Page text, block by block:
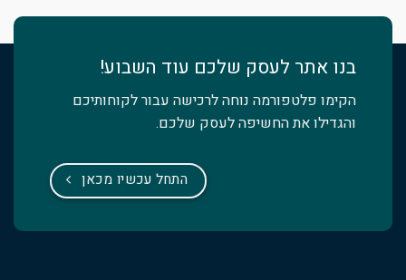
בנו אתר לעסק שלכם עוד השבוע!
הקימו פלטפורמה נוחה לרכישה עבור לקוחותיכם
והגדילו את החשיפה לעסק שלכם.
התחל עכשיו מכאן